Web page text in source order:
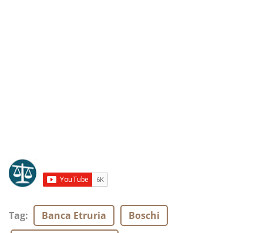
Tag: Banca Etruria
Boschi